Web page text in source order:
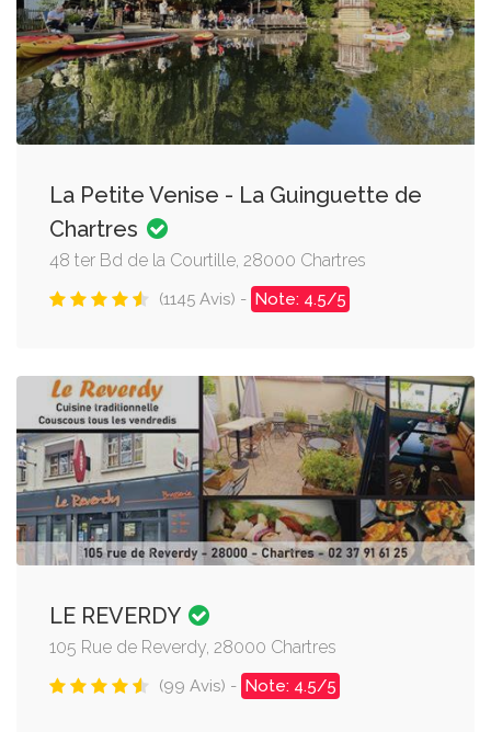
La Petite Venise - La Guinguette de
Chartres
48 ter Bd de la Courtille, 28000 Chartres
(1145 Avis) - Note: 4.5/5
LE REVERDY
105 Rue de Reverdy, 28000 Chartres
(99 Avis) - Note: 4.5/5